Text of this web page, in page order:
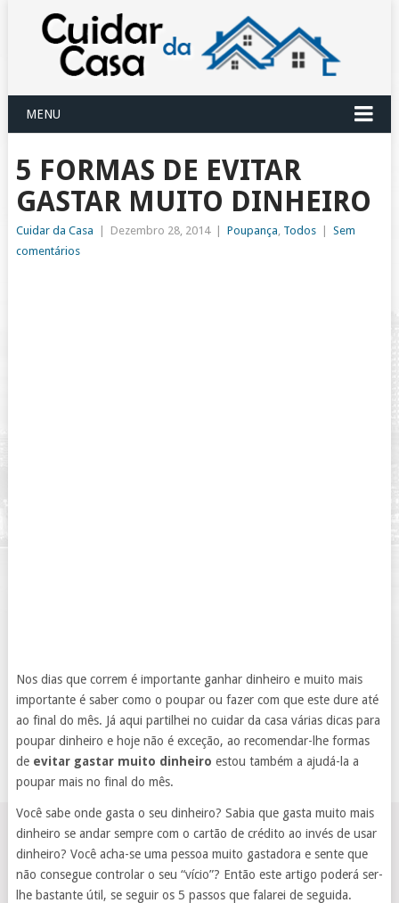
MENU
5 FORMAS DE EVITAR
GASTAR MUITO DINHEIRO
Cuidar da Casa Dezembro 28, 2014 Poupança Todos
Sem
comentários
Nos dias que correm é importante ganhar dinheiro e muito mais
importante é saber como o poupar ou fazer com que este dure até
ao final do mês. Já aqui partilhei no cuidar da casa várias dicas para
poupar dinheiro e hoje não é exceção, ao recomendar-lhe formas
de evitar gastar muito dinheiro estou também a ajudá-la a
poupar mais no final do mês.
Você sabe onde gasta o seu dinheiro? Sabia que gasta muito mais
dinheiro se andar sempre com o cartão de crédito ao invés de usar
dinheiro? Você acha-se uma pessoa muito gastadora e sente que
não consegue controlar o seu “vício”? Então este artigo poderá ser-
lhe bastante útil, se seguir os 5 passos que falarei de seguida.